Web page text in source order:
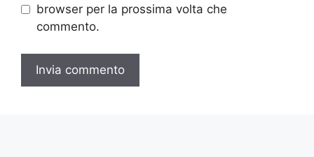
browser per la prossima volta che
commento.